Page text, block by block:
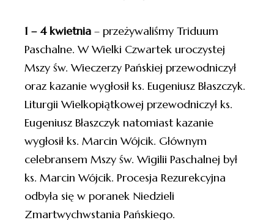
1 – 4 kwietnia – przeżywaliśmy Triduum
Paschalne. W Wielki Czwartek uroczystej
Mszy św. Wieczerzy Pańskiej przewodniczył
oraz kazanie wygłosił ks. Eugeniusz Błaszczyk.
Liturgii Wielkopiątkowej przewodniczył ks.
Eugeniusz Błaszczyk natomiast kazanie
wygłosił ks. Marcin Wójcik. Głównym
celebransem Mszy św. Wigilii Paschalnej był
ks. Marcin Wójcik. Procesja Rezurekcyjna
odbyła się w poranek Niedzieli
Zmartwychwstania Pańskiego.